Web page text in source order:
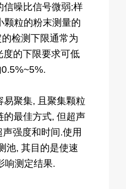
信噪比信号微弱;样
颗粒的粉末测量的
检测下限通常为
的下限要求可低
聚集, 且聚集颗粒
的最佳方式, 但超声
强度和时间.使用
池, 其目的是使速
响测定结果.